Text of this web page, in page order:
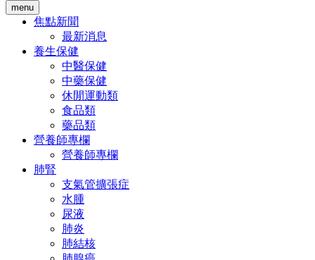
menu
焦點新聞
最新消息
養生保健
中醫保健
中藥保健
休閒運動類
食品類
藥品類
營養師專欄
營養師專欄
肺腎
支氣管擴張症
水腫
尿液
肺炎
肺結核